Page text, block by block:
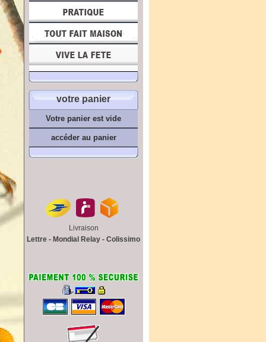
votre panier
Votre panier est vide
accéder au panier
Livraison
Lettre - Mondial Relay - Colissimo